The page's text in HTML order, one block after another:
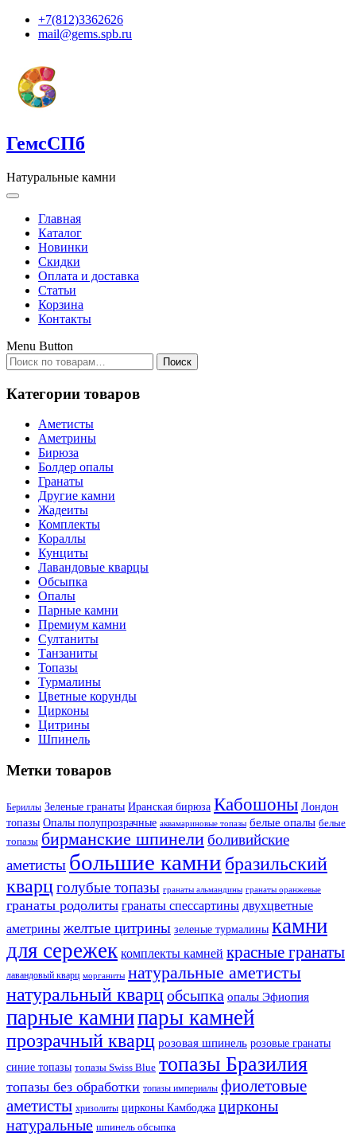
+7(812)3362626
mail@gems.spb.ru
ГемсСПб
Натуральные камни
Главная
Каталог
Новинки
Скидки
Оплата и доставка
Статьи
Корзина
Контакты
Menu Button
Искать:
Поиск
Категории товаров
Аметисты
Аметрины
Бирюза
Болдер опалы
Гранаты
Другие камни
Жадеиты
Комплекты
Кораллы
Кунциты
Лавандовые кварцы
Обсыпка
Опалы
Парные камни
Премиум камни
Султаниты
Танзаниты
Топазы
Турмалины
Цветные корунды
Цирконы
Цитрины
Шпинель
Метки товаров
Бериллы Зеленые гранаты Иранская бирюза Кабошоны Лондон
топазы Опалы полупрозрачные аквамариновые топазы белые опалы белые
топазы бирманские шпинелиболивийские
аметисты большие камни бразильский
кварцголубые топазы гранаты альмандины гранаты оранжевые
гранаты родолиты гранаты спессартины двухцветные
аметрины желтые цитрины зеленые турмалины камни
для сережек комплекты камней красные гранаты
лавандовый кварц морганиты натуральные аметисты
натуральный кварцобсыпка опалы Эфиопия
парные камнипары камней
прозрачный кварц розовая шпинель розовые гранаты
синие топазы топазы Swiss Blue топазы Бразилия
топазы без обработки топазы империалы фиолетовые
аметисты хризолиты цирконы Камбоджа цирконы
натуральные шпинель обсыпка